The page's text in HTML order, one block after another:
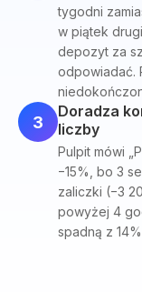
tygodni
w piątek
depozyt za
odpowiadać.
3
Doradza
liczby
Pulpit mówi
−15%, bo 3
zaliczki (−3
powyżej 4
spadną z